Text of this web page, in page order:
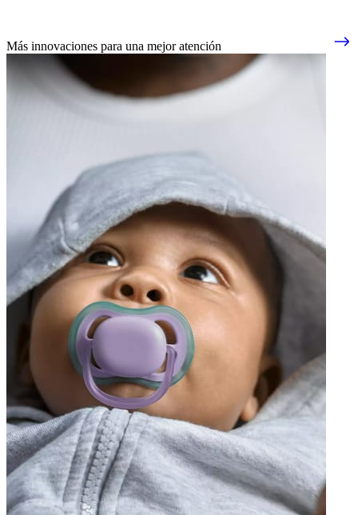
Más innovaciones para una mejor atención